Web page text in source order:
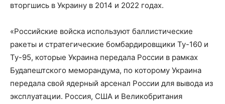
вторгшись в Украину в 2014 и 2022 годах.
«Российские войска используют баллистические
ракеты и стратегические бомбардировщики Ту-160 и
Ту-95, которые Украина передала России в рамках
Будапештского меморандума, по которому Украина
передала свой ядерный арсенал России для вывода из
эксплуатации. Россия, США и Великобритания